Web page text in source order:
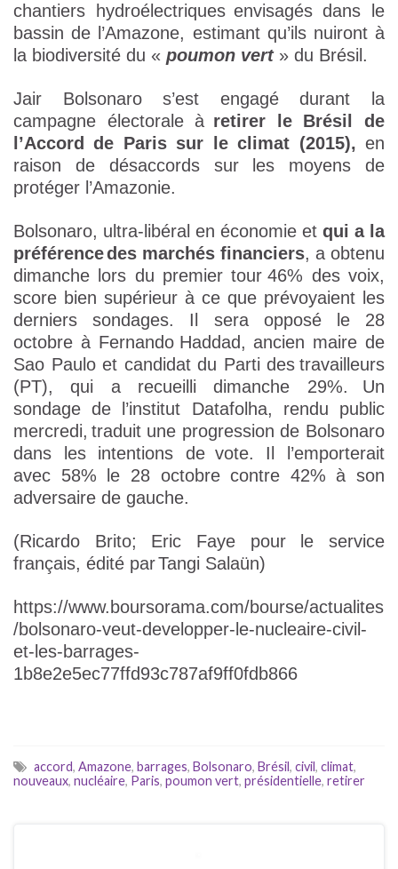
chantiers hydroélectriques envisagés dans le
bassin de l’Amazone, estimant qu’ils nuiront à
la biodiversité du « poumon vert» du Brésil.
Jair Bolsonaro s’est engagé durant la
campagne électorale à retirer le Brésil de
l’Accord de Paris sur le climat (2015), en
raison de désaccords sur les moyens de
protéger l’Amazonie.
Bolsonaro, ultra-libéral en économie et qui a la
préférencedes marchés financiers, a obtenu
dimanche lors du premier tour 46% des voix,
score bien supérieur à ce que prévoyaient les
derniers sondages. Il sera opposé le 28
octobre à Fernando Haddad, ancien maire de
Sao Paulo et candidat du Parti des travailleurs
(PT), qui a recueilli dimanche 29%.
Un
sondage de l’institut Datafolha, rendu public
mercredi, traduit une progression de Bolsonaro
dans les intentions de vote. Il l’emporterait
avec 58% le 28 octobre contre 42% à son
adversaire de gauche.
(Ricardo Brito; Eric Faye pour le service
français, édité parTangi Salaün)
https://www.boursorama.com/bourse/actualites
/bolsonaro-veut-developper-le-nucleaire-civil-
et-les-barrages-
1b8e2e5ec77ffd93c787af9ff0fdb866
accord, Amazone, barrages, Bolsonaro, Brésil, civil, climat,
nouveaux, nucléaire, Paris, poumon vert, présidentielle, retirer